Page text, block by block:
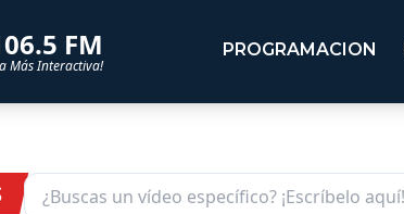
FM
Más Interactiva!
PROGRAMACION